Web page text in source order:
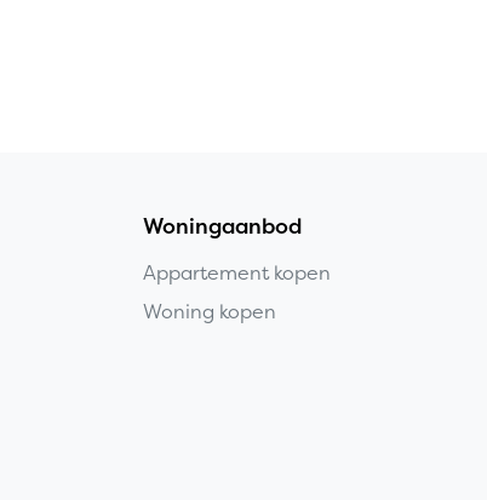
Woningaanbod
Appartement kopen
Woning kopen